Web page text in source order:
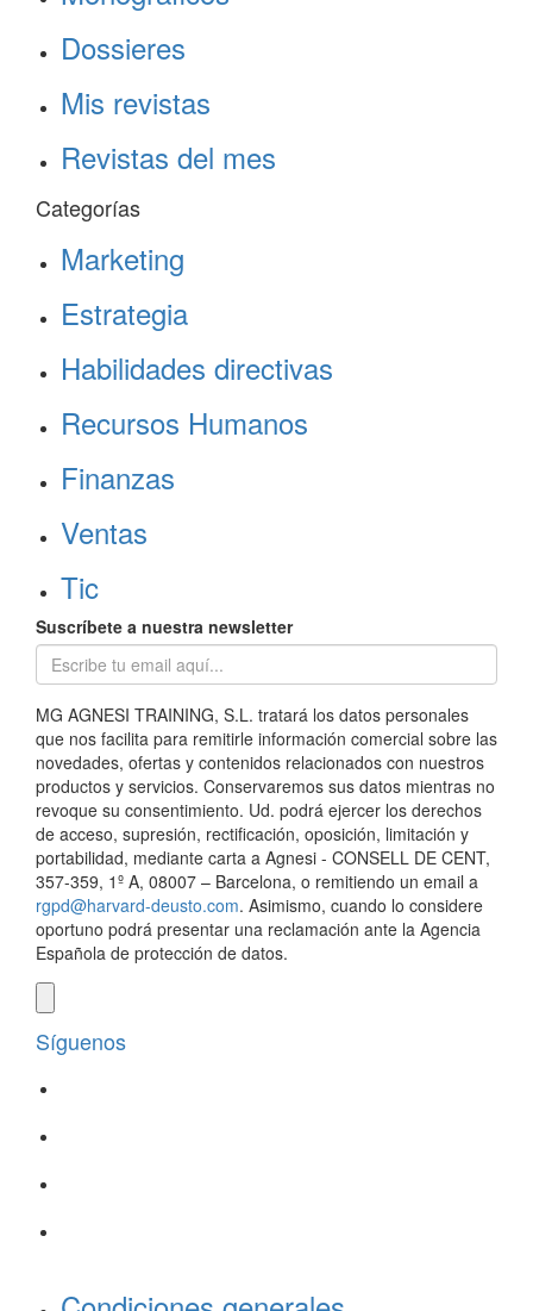
Dossieres
Mis revistas
Revistas del mes
Categorías
Marketing
Estrategia
Habilidades directivas
Recursos Humanos
Finanzas
Ventas
Tic
Suscríbete a nuestra newsletter
MG AGNESI TRAINING, S.L. tratará los datos personales
que nos facilita para remitirle información comercial sobre las
novedades, ofertas y contenidos relacionados con nuestros
productos y servicios. Conservaremos sus datos mientras no
revoque su consentimiento. Ud. podrá ejercer los derechos
de acceso, supresión, rectificación, oposición, limitación y
portabilidad, mediante carta a Agnesi - CONSELL DE CENT,
357-359, 1º A, 08007 – Barcelona, o remitiendo un email a
rgpd@harvard-deusto.com. Asimismo, cuando lo considere
oportuno podrá presentar una reclamación ante la Agencia
Española de protección de datos.
Síguenos